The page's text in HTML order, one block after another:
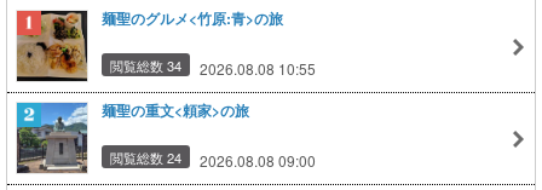
麺聖のグルメ<竹原:青>の旅
閲覧総数 34 2026.08.08 10:55
麺聖の重文<頼家>の旅
閲覧総数 24 2026.08.08 09:00